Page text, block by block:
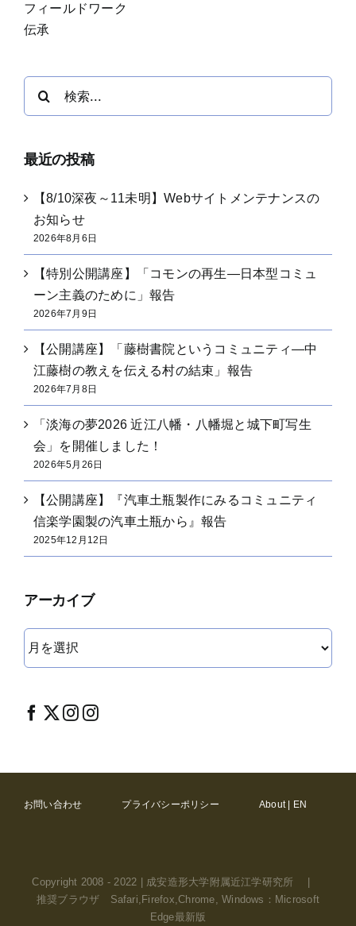
フィールドワーク
伝承
最近の投稿
【8/10深夜～11未明】Webサイトメンテナンスの
お知らせ
2026年8月6日
【特別公開講座】「コモンの再生―日本型コミュ
ーン主義のために」報告
2026年7月9日
【公開講座】「藤樹書院というコミュニティ―中
江藤樹の教えを伝える村の結束」報告
2026年7月8日
「淡海の夢2026 近江八幡・八幡堀と城下町写生
会」を開催しました！
2026年5月26日
【公開講座】『汽車土瓶製作にみるコミュニティ
信楽学園製の汽車土瓶から』報告
2025年12月12日
アーカイブ
イ
ブ
お問い合わせ プライバシーポリシー About | EN
Copyright 2008 - 2022 | 成安造形大学附属近江学研究所 |
推奨ブラウザ Safari,Firefox,Chrome, Windows：Microsoft
Edge最新版